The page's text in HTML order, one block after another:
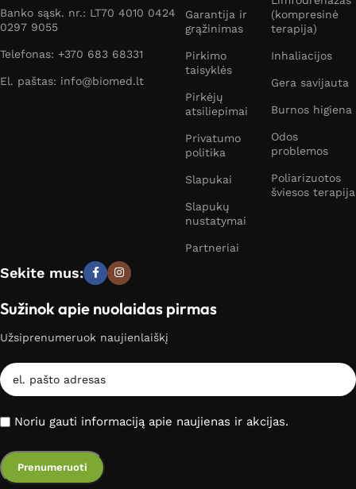
Banko sąsk. nr.: LT70 4010 0424
0297 9055
Telefonas: +370 683 68331
El. paštas: info@biomed.lt
Garantija ir
grąžinimas
Pirkimo
taisyklės
Pirkėjų
atsiliepimai
Privatumo
politika
Slapukai
Slapukų
nustatymai
Partneriai
(kompresinė
terapija)
Inhaliacijos
Gera savijauta
Burnos higiena
Odos
problemos
Poliarizuotos
šviesos terapija
Sekite mus:
Sužinok apie nuolaidas pirmas
Užsiprenumeruok naujienlaiškį
Noriu gauti informaciją apie naujienas ir akcijas.